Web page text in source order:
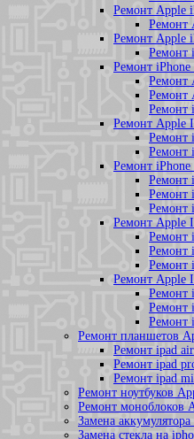
Ремонт Apple
Ремонт
Ремонт Apple
Ремонт
Ремонт iPhone
Ремонт
Ремонт
Ремонт
Ремонт Apple
Ремонт
Ремонт
Ремонт iPhone
Ремонт
Ремонт
Ремонт
Ремонт Apple
Ремонт
Ремонт
Ремонт
Ремонт Apple
Ремонт
Ремонт
Ремонт
Ремонт планшетов
Ремонт ipad air
Ремонт ipad
Ремонт ipad
Ремонт ноутбуков
Ремонт моноблоков
Замена аккумулятора
Замена стекла на